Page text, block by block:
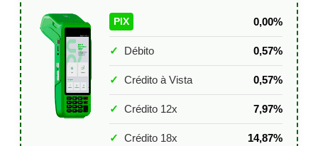
PIX 0,00%
✓ Débito 0,57%
✓ Crédito à Vista 0,57%
✓ Crédito 12x 7,97%
✓ Crédito 18x 14,87%